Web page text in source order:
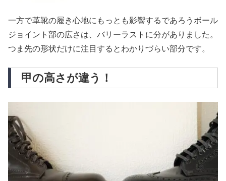
一方で革靴の履き心地にもっとも影響するであろうボール
ジョイント部の広さは、バリーラストに分がありました。
つま先の形状だけに注目するとわかりづらい部分です。
甲の高さが違う！